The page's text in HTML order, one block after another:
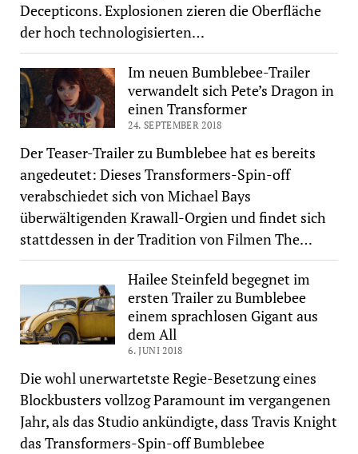
Decepticons. Explosionen zieren die Oberfläche
der hoch technologisierten…
Im neuen Bumblebee-Trailer
verwandelt sich Pete’s Dragon in
einen Transformer
24. SEPTEMBER 2018
Der Teaser-Trailer zu Bumblebee hat es bereits
angedeutet: Dieses Transformers-Spin-off
verabschiedet sich von Michael Bays
überwältigenden Krawall-Orgien und findet sich
stattdessen in der Tradition von Filmen The…
Hailee Steinfeld begegnet im
ersten Trailer zu Bumblebee
einem sprachlosen Gigant aus
dem All
6. JUNI 2018
Die wohl unerwartetste Regie-Besetzung eines
Blockbusters vollzog Paramount im vergangenen
Jahr, als das Studio ankündigte, dass Travis Knight
das Transformers-Spin-off Bumblebee